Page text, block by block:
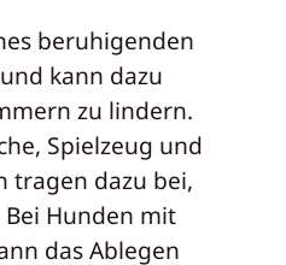
beruhigenden
kann dazu
zu lindern.
Spielzeug und
tragen dazu bei,
Bei Hunden mit
das Ablegen